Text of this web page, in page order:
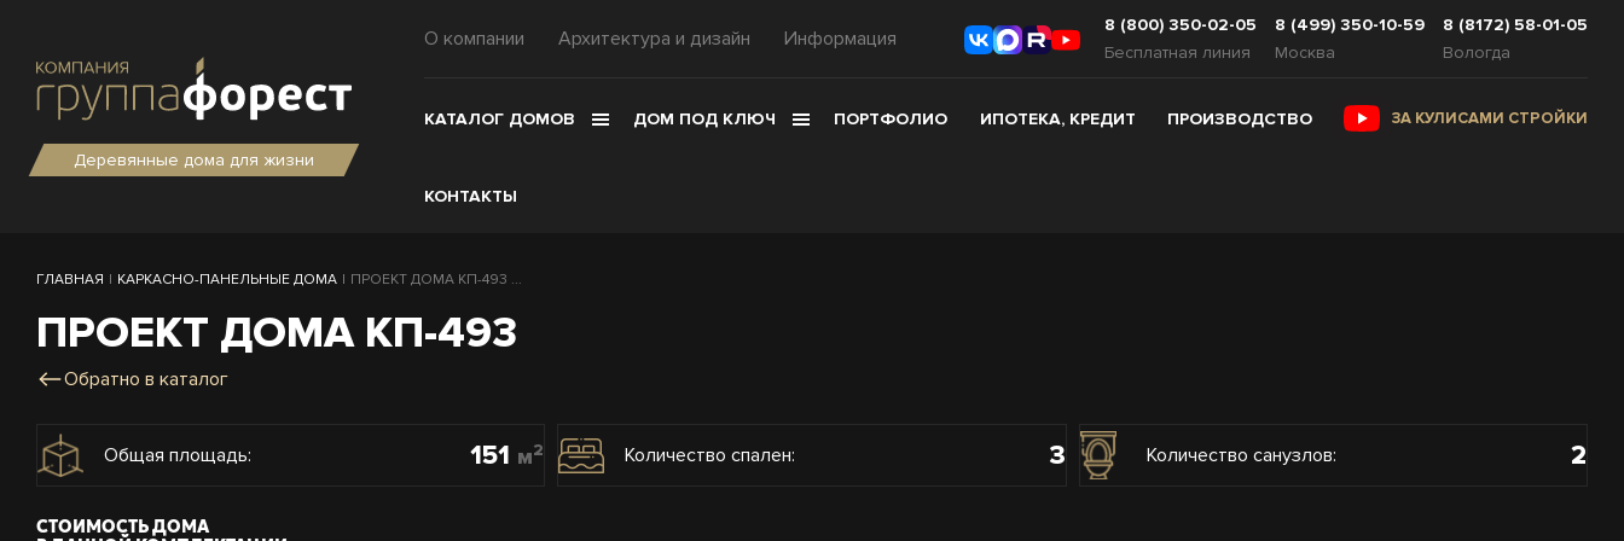
Деревянные дома для жизни
О компании Архитектура и дизайн Информация
8 (800) 350-02-05
Бесплатная линия
8 (499) 350-10-59
Москва
8 (8172) 58-01-05
Вологда
КАТАЛОГ ДОМОВ ДОМ ПОД КЛЮЧ ПОРТФОЛИО ИПОТЕКА, КРЕДИТ ПРОИЗВОДСТВО ЗА КУЛИСАМИ СТРОЙКИ
КОНТАКТЫ
ГЛАВНАЯ | КАРКАСНО-ПАНЕЛЬНЫЕ ДОМА | ПРОЕКТ ДОМА КП-493 ...
ПРОЕКТ ДОМА КП-493
Обратно в каталог
Общая площадь: 151 м2 Количество спален: 3 Количество санузлов: 2
СТОИМОСТЬ ДОМА